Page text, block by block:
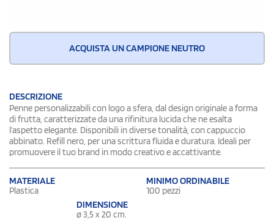
ACQUISTA UN CAMPIONE NEUTRO
DESCRIZIONE
Penne personalizzabili con logo a sfera, dal design originale a forma
di frutta, caratterizzate da una rifinitura lucida che ne esalta
l’aspetto elegante. Disponibili in diverse tonalità, con cappuccio
abbinato. Refill nero, per una scrittura fluida e duratura. Ideali per
promuovere il tuo brand in modo creativo e accattivante.
MATERIALE
Plastica
MINIMO ORDINABILE
100 pezzi
DIMENSIONE
ø 3,5 x 20 cm.